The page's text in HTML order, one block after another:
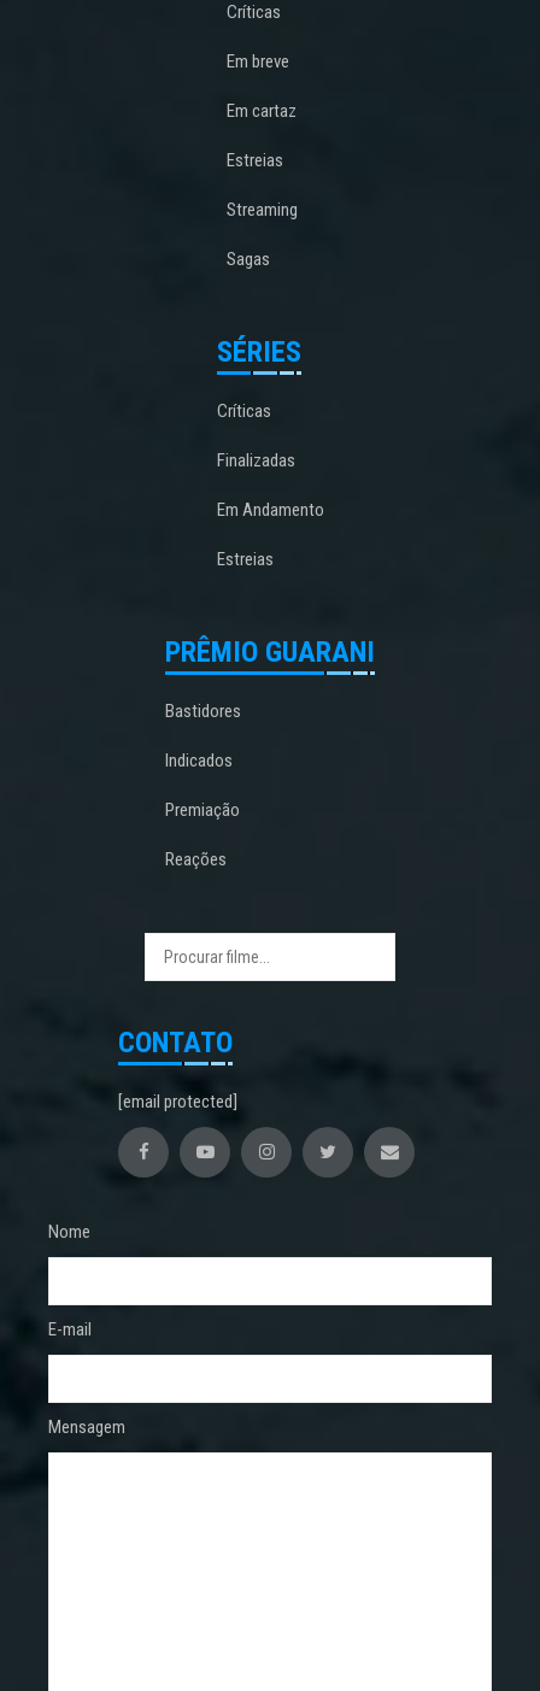
Críticas
Em breve
Em cartaz
Estreias
Streaming
Sagas
SÉRIES
Críticas
Finalizadas
Em Andamento
Estreias
PRÊMIO GUARANI
Bastidores
Indicados
Premiação
Reações
CONTATO
[email protected]
Nome
E-mail
Mensagem